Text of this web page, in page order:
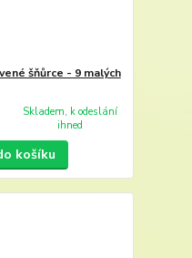
šňůrce - 9 malých
Skladem, k odeslání
ihned
košíku